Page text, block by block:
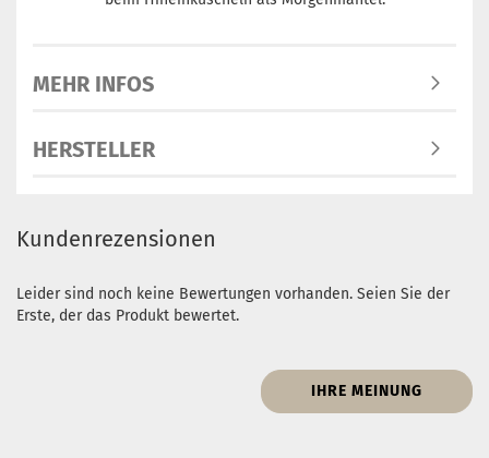
MEHR INFOS
HERSTELLER
Kundenrezensionen
Leider sind noch keine Bewertungen vorhanden. Seien Sie der
Erste, der das Produkt bewertet.
IHRE MEINUNG